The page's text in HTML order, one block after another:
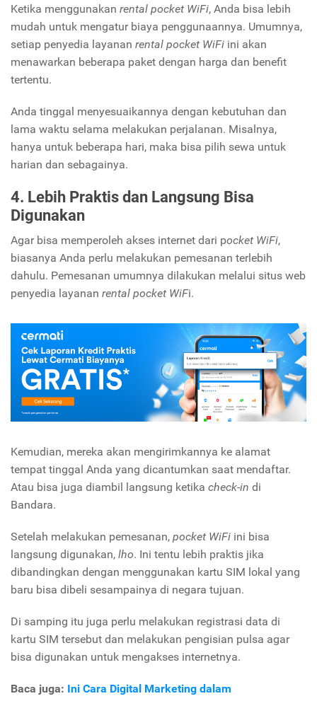
Ketika menggunakan rental pocket WiFi, Anda bisa lebih
mudah untuk mengatur biaya penggunaannya. Umumnya,
setiap penyedia layanan rental pocket WiFi ini akan
menawarkan beberapa paket dengan harga dan benefit
tertentu.
Anda tinggal menyesuaikannya dengan kebutuhan dan
lama waktu selama melakukan perjalanan. Misalnya,
hanya untuk beberapa hari, maka bisa pilih sewa untuk
harian dan sebagainya.
4. Lebih Praktis dan Langsung Bisa
Digunakan
Agar bisa memperoleh akses internet dari pocket WiFi,
biasanya Anda perlu melakukan pemesanan terlebih
dahulu. Pemesanan umumnya dilakukan melalui situs web
penyedia layanan rental pocket WiFi.
Kemudian, mereka akan mengirimkannya ke alamat
tempat tinggal Anda yang dicantumkan saat mendaftar.
Atau bisa juga diambil langsung ketika check-in di
Bandara.
Setelah melakukan pemesanan, pocket WiFi ini bisa
langsung digunakan, lho. Ini tentu lebih praktis jika
dibandingkan dengan menggunakan kartu SIM lokal yang
baru bisa dibeli sesampainya di negara tujuan.
Di samping itu juga perlu melakukan registrasi data di
kartu SIM tersebut dan melakukan pengisian pulsa agar
bisa digunakan untuk mengakses internetnya.
Baca juga: Ini Cara Digital Marketing dalam